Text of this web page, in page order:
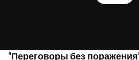
"Переговоры без